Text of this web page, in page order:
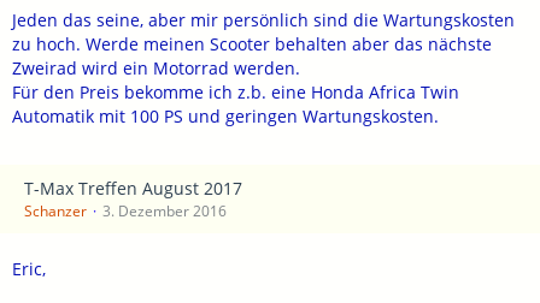
Jeden das seine, aber mir persönlich sind die Wartungskosten
zu hoch. Werde meinen Scooter behalten aber das nächste
Zweirad wird ein Motorrad werden.
Für den Preis bekomme ich z.b. eine Honda Africa Twin
Automatik mit 100 PS und geringen Wartungskosten.
T-Max Treffen August 2017
Schanzer 3. Dezember 2016
Eric,